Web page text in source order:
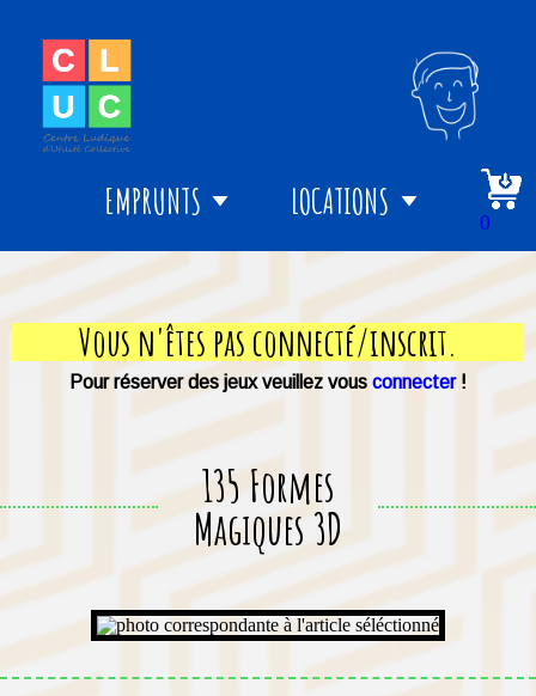
EMPRUNTS LOCATIONS
0
Vous n'êtes pas connecté/inscrit.
Pour réserver des jeux veuillez vous connecter!
135 Formes
Magiques 3D